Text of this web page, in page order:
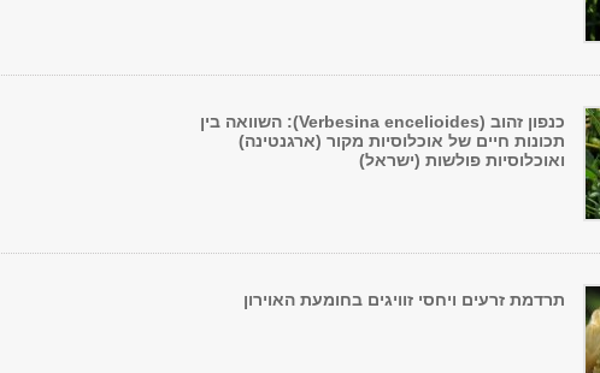
כנפון זהוב (Verbesina encelioides): השוואה בין
תכונות חיים של אוכלוסיות מקור (ארגנטינה)
ואוכלוסיות פולשות (ישראל)
תרדמת זרעים ויחסי זוויגים בחומעת האוירון